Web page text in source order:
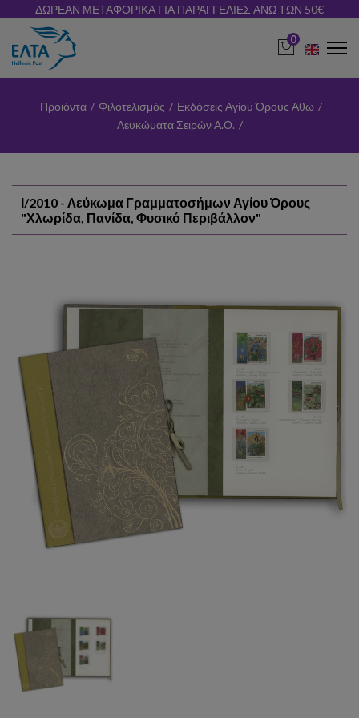
ΔΩΡΕΑΝ ΜΕΤΑΦΟΡΙΚΑ ΓΙΑ ΠΑΡΑΓΓΕΛΙΕΣ ΑΝΩ ΤΩΝ 50€
0
Προιόντα / Φιλοτελισμός / Εκδόσεις Αγίου Όρους Άθω /
Λευκώματα Σειρών Α.Ο. /
Ι/2010 - Λεύκωμα Γραμματοσήμων Αγίου Όρους
"Χλωρίδα, Πανίδα, Φυσικό Περιβάλλον"